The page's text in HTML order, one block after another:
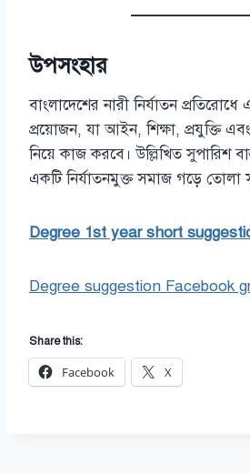
উপসংহার
বাংলাদেশের নারী নির্যাতন
প্রয়োজন, যা আইন, শিক্ষা, প্রযুক্তি
নিয়ে কাজ করবে। উল্লিখিত সুপারিশ
একটি নির্যাতনমুক্ত সমাজ গড়ে তোলা
Degree 1st year short
Degree suggestion Facebook
Share this:
Facebook X